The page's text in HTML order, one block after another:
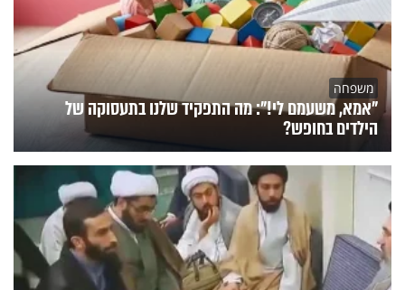
משפחה
"אמא, משעמם לי!": מה התפקיד שלנו בתעסוקה של
הילדים בחופש?